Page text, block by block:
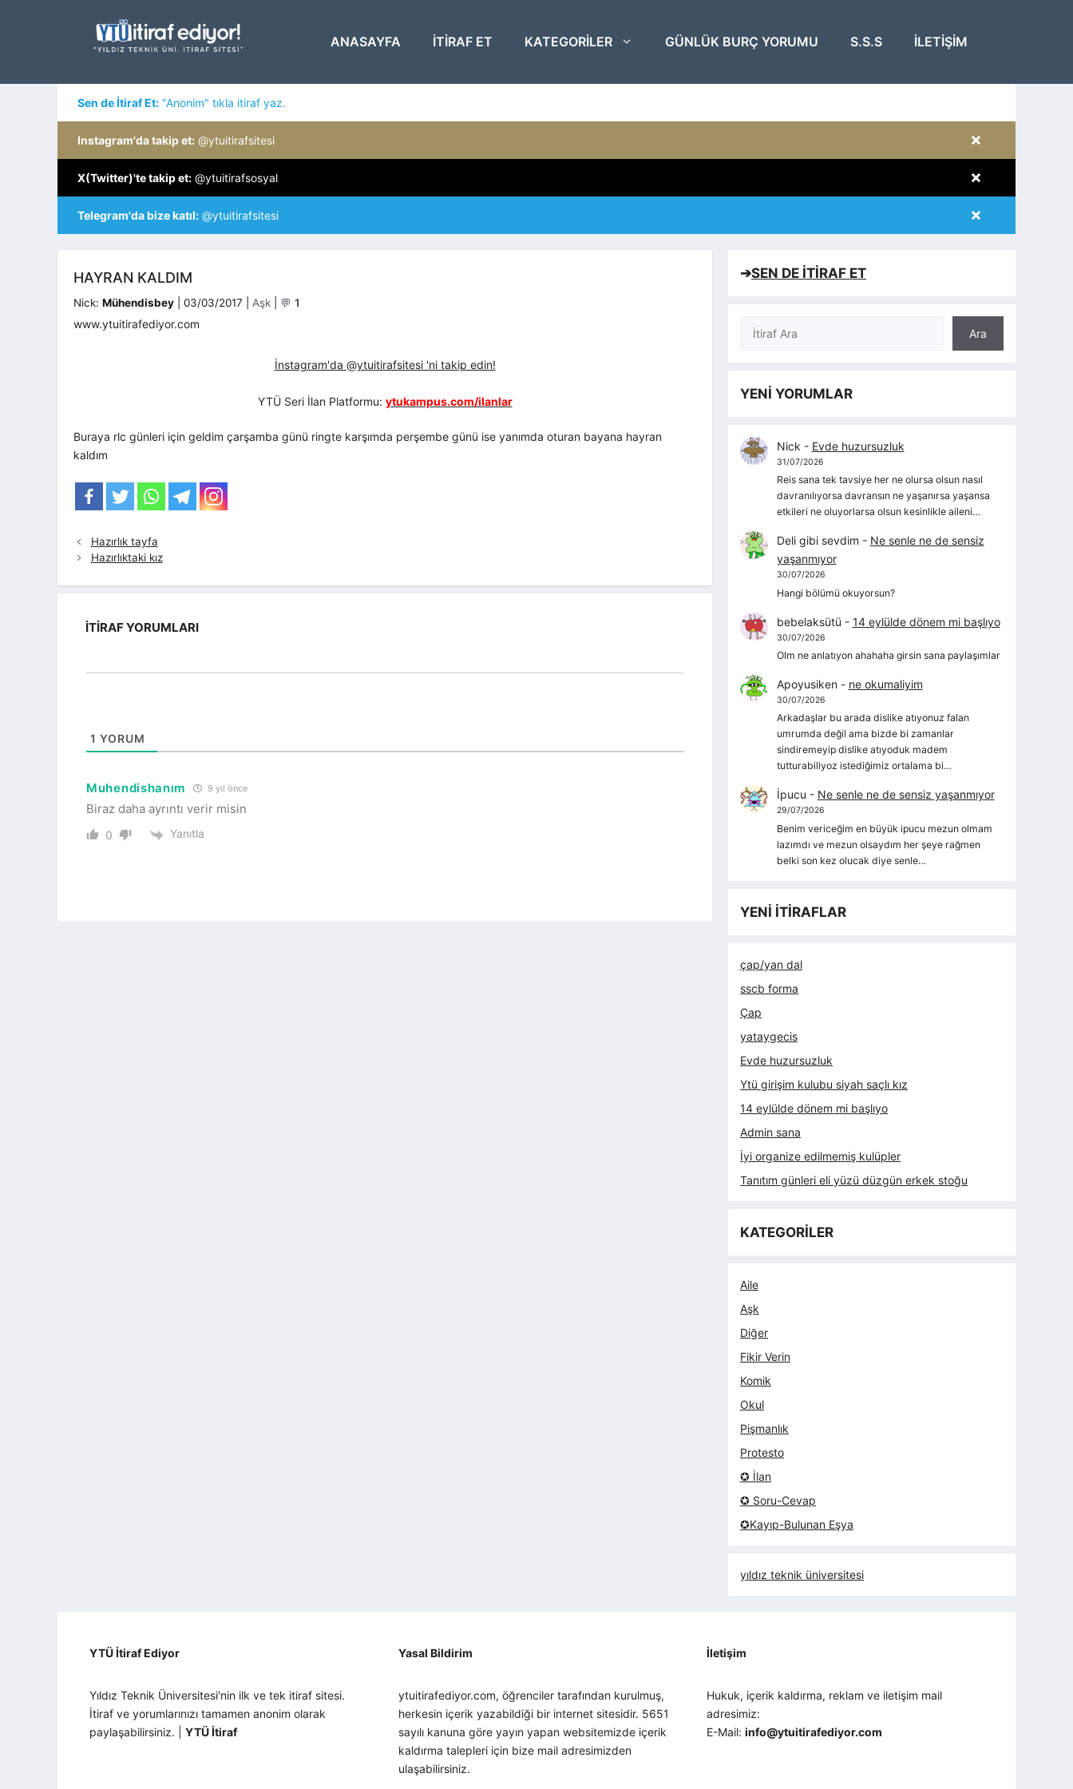
ANASAYFA ITIRAF ET KATEGORILER GÜNLÜK BURÇ YORUMU S.S.S İLETIŞIM
Sen de İtiraf Et: "Anonim" tıkla itiraf yaz.
×
Instagram'da takip et: @ytuitirafsitesi
×
X(Twitter)'te takip et: @ytuitirafsosyal
×
Telegram'da bize katıl: @ytuitirafsitesi
HAYRAN KALDIM
Nick: Mühendisbey 03/03/2017 Kategoriler
Aşk 💬 1
www.ytuitirafediyor.com
İnstagram'da @ytuitirafsitesi 'ni takip edin!
YTÜ Seri İlan Platformu: ytukampus.com/ilanlar
Buraya rlc günleri için geldim çarşamba günü ringte karşımda perşembe günü ise yanımda oturan bayana hayran
kaldım
Hazırlık tayfa
Hazırlıktaki kız
İTIRAF YORUMLARI
1 YORUM
Muhendishanım 9 yıl önce
Biraz daha ayrıntı verir misin
0 Yanıtla
➔SEN DE İTİRAF ET
Ara
Ara
YENİ YORUMLAR
Nick - Evde huzursuzluk
31/07/2026
Reis sana tek tavsiye her ne olursa olsun nasıl
davranılıyorsa davransın ne yaşanırsa yaşansa
etkileri ne oluyorlarsa olsun kesinlikle aileni…
Deli gibi sevdim - Ne senle ne de sensiz
yaşanmıyor
30/07/2026
Hangi bölümü okuyorsun?
bebelaksütü - 14 eylülde dönem mi başlıyo
30/07/2026
Olm ne anlatıyon ahahaha girsin sana paylaşımlar
Apoyusiken- ne okumaliyim
30/07/2026
Arkadaşlar bu arada dislike atıyonuz falan
umrumda değil ama bizde bi zamanlar
sindiremeyip dislike atıyoduk madem
tutturabiliyoz istediğimiz ortalama bi…
İpucu - Ne senle ne de sensiz yaşanmıyor
29/07/2026
Benim vericeğim en büyük ipucu mezun olmam
lazımdı ve mezun olsaydım her şeye rağmen
belki son kez olucak diye senle…
YENİ İTİRAFLAR
çap/yan dal
sscb forma
Çap
yataygecis
Evde huzursuzluk
Ytü girişim kulubu siyah saçlı kız
14 eylülde dönem mi başlıyo
Admin sana
İyi organize edilmemiş kulüpler
Tanıtım günleri eli yüzü düzgün erkek stoğu
KATEGORİLER
Aile
Aşk
Diğer
Fikir Verin
Komik
Okul
Pişmanlık
Protesto
✪ İlan
✪ Soru-Cevap
✪Kayıp-Bulunan Eşya
yıldız teknik üniversitesi
YTÜ İtiraf Ediyor
Yıldız Teknik Üniversitesi'nin ilk ve tek itiraf sitesi.
İtiraf ve yorumlarınızı tamamen anonim olarak
paylaşabilirsiniz. | YTÜ İtiraf
Yasal Bildirim
ytuitirafediyor.com, öğrenciler tarafından kurulmuş,
herkesin içerik yazabildiği bir internet sitesidir. 5651
sayılı kanuna göre yayın yapan websitemizde içerik
kaldırma talepleri için bize mail adresimizden
ulaşabilirsiniz.
İletişim
Hukuk, içerik kaldırma, reklam ve iletişim mail
adresimiz:
E-Mail:info@ytuitirafediyor.com